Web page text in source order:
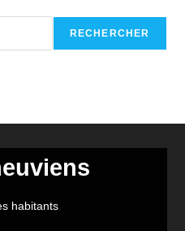
RECHERCHER
habitants